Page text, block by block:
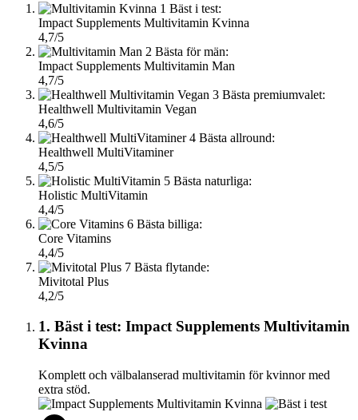
1 Bäst i test:
Impact Supplements Multivitamin Kvinna
4,7/5
2 Bästa för män:
Impact Supplements Multivitamin Man
4,7/5
3 Bästa premiumvalet:
Healthwell Multivitamin Vegan
4,6/5
4 Bästa allround:
Healthwell MultiVitaminer
4,5/5
5 Bästa naturliga:
Holistic MultiVitamin
4,4/5
6 Bästa billiga:
Core Vitamins
4,4/5
7 Bästa flytande:
Mivitotal Plus
4,2/5
1. Bäst i test: Impact Supplements Multivitamin
Kvinna
Komplett och välbalanserad multivitamin för kvinnor med
extra stöd.